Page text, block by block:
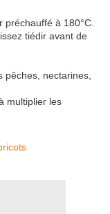
à 180°C.
tiédir avant de
pêches, nectarines,
multiplier les